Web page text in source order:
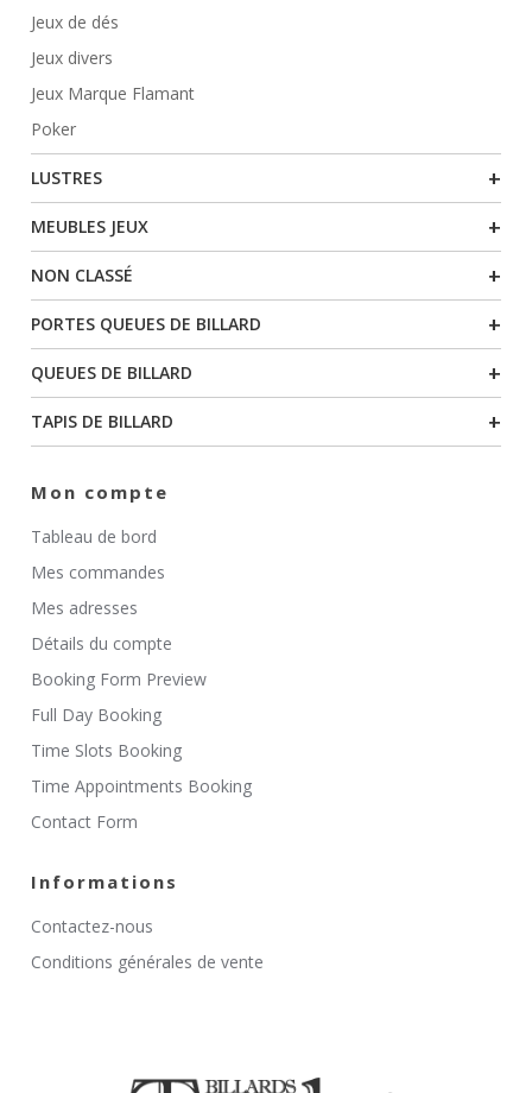
Jeux de dés
Jeux divers
Jeux Marque Flamant
Poker
LUSTRES +
MEUBLES JEUX +
NON CLASSÉ +
PORTES QUEUES DE BILLARD +
QUEUES DE BILLARD +
TAPIS DE BILLARD +
Mon compte
Tableau de bord
Mes commandes
Mes adresses
Détails du compte
Booking Form Preview
Full Day Booking
Time Slots Booking
Time Appointments Booking
Contact Form
Informations
Contactez-nous
Conditions générales de vente